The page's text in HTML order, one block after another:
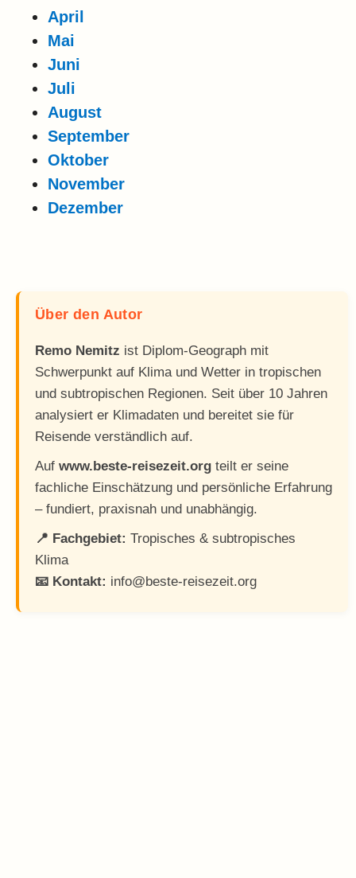
April
Mai
Juni
Juli
August
September
Oktober
November
Dezember
Über den Autor
Remo Nemitz ist Diplom-Geograph mit
Schwerpunkt auf Klima und Wetter in tropischen
und subtropischen Regionen. Seit über 10 Jahren
analysiert er Klimadaten und bereitet sie für
Reisende verständlich auf.
Auf www.beste-reisezeit.org teilt er seine
fachliche Einschätzung und persönliche Erfahrung
– fundiert, praxisnah und unabhängig.
📍 Fachgebiet: Tropisches & subtropisches
Klima
📧 Kontakt: info@beste-reisezeit.org